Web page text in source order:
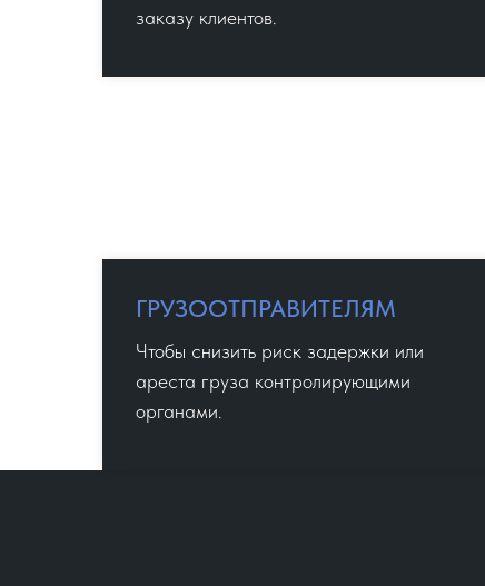
заказу клиентов.
ГРУЗООТПРАВИТЕЛЯМ
Чтобы снизить риск задержки или
ареста груза контролирующими
органами.